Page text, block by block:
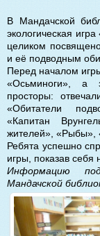
В Мандачской
экологическая
целиком
и её подводным
Перед началом
«Осьминоги», а
просторы:
«Обитатели
«Капитан
жителей», «Рыбы»,
Ребята успешно
игры, показав себя
Информацию
Мандачской